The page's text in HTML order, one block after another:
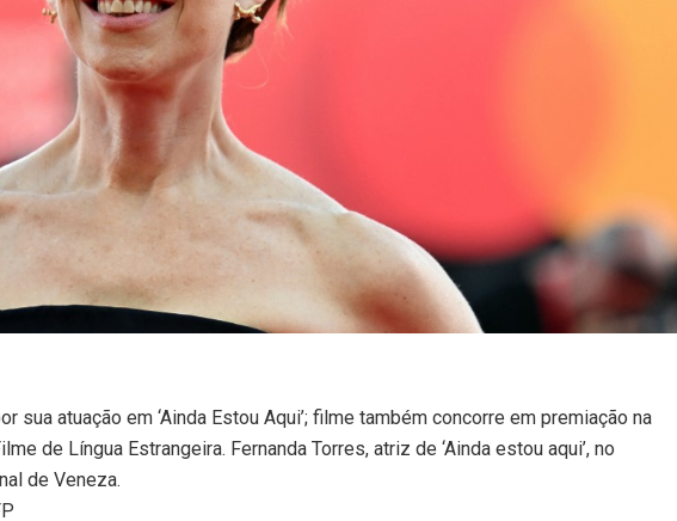
sua atuação em ‘Ainda Estou Aqui’; filme também concorre em premiação na
de Língua Estrangeira. Fernanda Torres, atriz de ‘Ainda estou aqui’, no
de Veneza.